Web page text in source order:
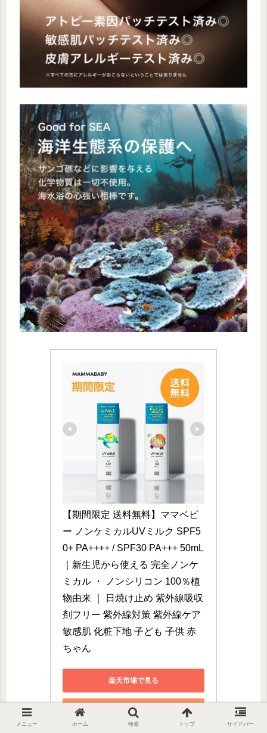
【期間限定 送料無料】ママベビ
ー ノンケミカルUVミルク SPF5
0+ PA++++ / SPF30 PA+++ 50mL
｜新生児から使える 完全ノンケ
ミカル ・ ノンシリコン 100％植
物由来 ｜ 日焼け止め 紫外線吸収
剤フリー 紫外線対策 紫外線ケア
敏感肌 化粧下地 子ども 子供 赤
ちゃん
楽天市場で見る
Amazonで見る
メニュー ホーム 検索 トップ サイドバー